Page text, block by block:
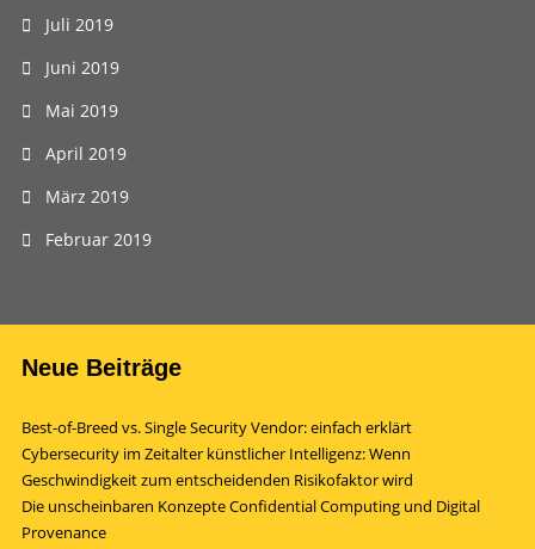
Juli 2019
Juni 2019
Mai 2019
April 2019
März 2019
Februar 2019
Neue Beiträge
Best-of-Breed vs. Single Security Vendor: einfach erklärt
Cybersecurity im Zeitalter künstlicher Intelligenz: Wenn
Geschwindigkeit zum entscheidenden Risikofaktor wird
Die unscheinbaren Konzepte Confidential Computing und Digital
Provenance